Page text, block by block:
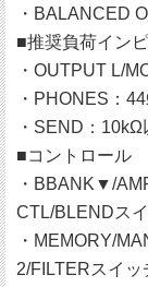
・BALANCED
■推奨負荷イン
・OUTPUT L/
・PHONES：
・SEND：
■コントロール
・BBANK▼/
CTL/BLENDスイ
・MEMORY/
2/FILTERスイッ